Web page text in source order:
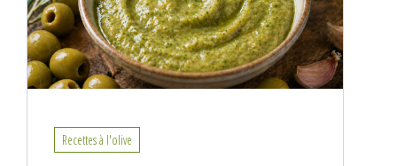
Recettes à l'olive